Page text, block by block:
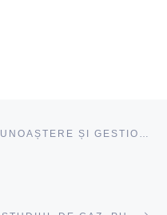
FORMARE AXATĂ PE AUTOCUNOAȘTERE ȘI GESTIONAREA EMOȚIILOR